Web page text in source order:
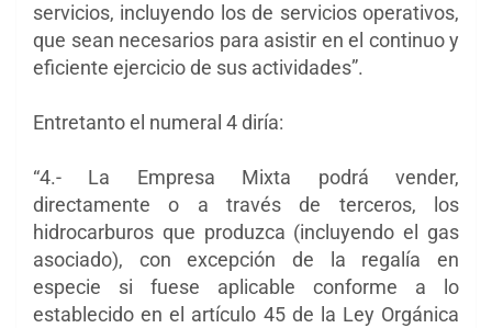
servicios, incluyendo los de servicios operativos,
que sean necesarios para asistir en el continuo y
eficiente ejercicio de sus actividades”.
Entretanto el numeral 4 diría:
“4.- La Empresa Mixta podrá vender,
directamente o a través de terceros, los
hidrocarburos que produzca (incluyendo el gas
asociado), con excepción de la regalía en
especie si fuese aplicable conforme a lo
establecido en el artículo 45 de la Ley Orgánica